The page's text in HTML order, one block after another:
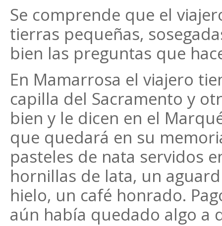
Se comprende que el
tierras pequeñas,
bien las preguntas que
En Mamarrosa el viajero
capilla del Sacramento y
bien y le dicen en el
que quedará en su
pasteles de nata servidos
hornillas de lata, un
hielo, un café honrado.
aún había quedado algo a